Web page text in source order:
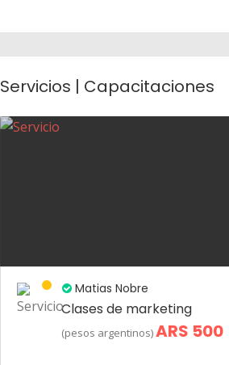
Servicios | Capacitaciones
Matias Nobre
Clases de marketing
(pesos argentinos)ARS 500